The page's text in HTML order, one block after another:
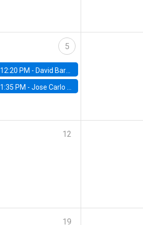
5
12:20 PM - David Bardey, Universidad de los Andes - CEDE
1:35 PM -Jose Carlo Bermudez, UC (ME) & World Bank
12
19